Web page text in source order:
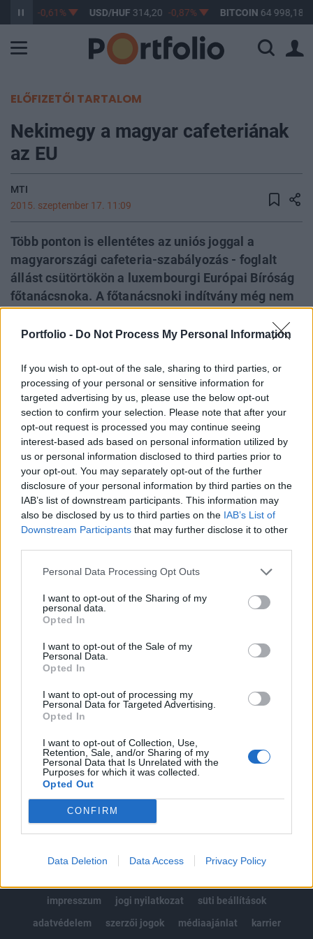
Portfolio - Do Not Process My Personal Information
If you wish to opt-out of the sale, sharing to third parties, or
processing of your personal or sensitive information for
targeted advertising by us, please use the below opt-out
section to confirm your selection. Please note that after your
opt-out request is processed you may continue seeing
interest-based ads based on personal information utilized by
us or personal information disclosed to third parties prior to
your opt-out. You may separately opt-out of the further
disclosure of your personal information by third parties on the
IAB’s list of downstream participants. This information may
also be disclosed by us to third parties on the IAB’s List of
Downstream Participants that may further disclose it to other
Personal Data Processing Opt Outs
I want to opt-out of the Sharing of my
personal data.
Opted In
I want to opt-out of the Sale of my
Personal Data.
Opted In
I want to opt-out of processing my
Personal Data for Targeted Advertising.
Opted In
I want to opt-out of Collection, Use,
Retention, Sale, and/or Sharing of my
Personal Data that Is Unrelated with the
Purposes for which it was collected.
Opted Out
CONFIRM
Data Deletion Data Access Privacy Policy
363,17 -0,61% USD/HUF 314,20 -0,87% BITCOIN 64 998,18
ELŐFIZETŐI TARTALOM
Nekimegy a magyar cafeteriának
az EU
MTI
2015. szeptember 17. 11:09
Több ponton is ellentétes az uniós joggal a
magyarországi cafeteria-szabályozás - foglalt
állást csütörtökön a luxembourgi Európai Bíróság
főtanácsnoka. A főtanácsnoki indítvány még nem
későbbi meghozatalakor. A főtanácsnok feladata,
a jogvitában.
A főtanácsnoki indítvány még nem ítélet, és nem is kötelezi
a bírákat döntésük későbbi meghozatalakor. A
főtanácsnok feladata, hogy független jogi álláspontot
fogalmazzon meg a jogvitában. Yves Bot úgy látja, hogy a
vállalkozások letelepedési szabadságát jogellenesen
korlátozza az a magyar jogszabály, amelynek értelmében a
külföldi vállalkozások fióktelepei nem...
KEDVES OLVASÓNK!
A keresett cikk a portfolio.hu hírarchívumához
regisztrációhoz kötött.
Portfolio.hu teljes cikkarchívum
Kötéslisták: BÉT elmúlt 2 év napon belüli
MÁR ELŐFIZETŐNK VAGY?BEJELENTKEZÉS
impresszum
jogi nyilatkozat
süti beállítások
adatvédelem
szerzői jogok médiaajánlat karrier